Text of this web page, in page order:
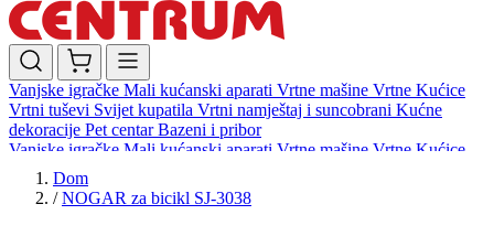
Vanjske igračke Mali kućanski aparati Vrtne mašine Vrtne Kućice
Vrtni tuševi Svijet kupatila Vrtni namještaj i suncobrani Kućne
dekoracije Pet centarBazeni i pribor
Vanjske igračke Mali kućanski aparati Vrtne mašine Vrtne Kućice
Vrtni tuševi
dekoracijePet centar Bazeni i pribor
Dom
/ NOGAR za bicikl SJ-3038